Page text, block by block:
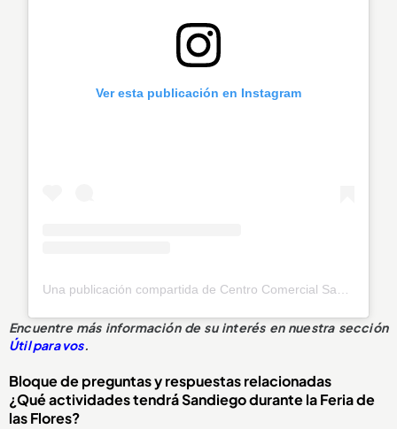
Ver esta publicación en Instagram
Encuentre más información de su interés en nuestra sección
Útil para vos.
Bloque de preguntas y respuestas relacionadas
¿Qué actividades tendrá Sandiego durante la Feria de
las Flores?